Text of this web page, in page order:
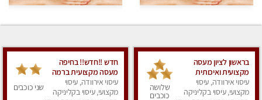
בראשון לציון מעסה
מקצועית ואיכותית
פרטי!!! ללא מין !!
עיסוי אירוודה, עיסוי
מקצועי, עיסוי בקליניקה
שלושה
כוכבים
חדש !!חדש!! בחיפה
מעסה מקצועית ברמה
גבוה
עיסוי אירוודה, עיסוי
מקצועי, עיסוי בקליניקה
שני כוכבים